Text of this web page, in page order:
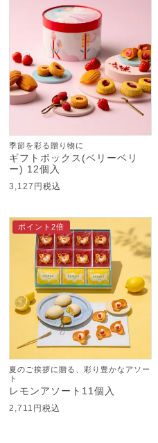
季節を彩る贈り物に
ギフトボックス(ベリーベリ
ー) 12個入
3,127 税込
ポイント2倍
夏のご挨拶に贈る、彩り豊かなアソー
ト
レモンアソート11個入
2,711 税込